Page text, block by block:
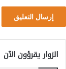
الزوار يقرؤون الآن